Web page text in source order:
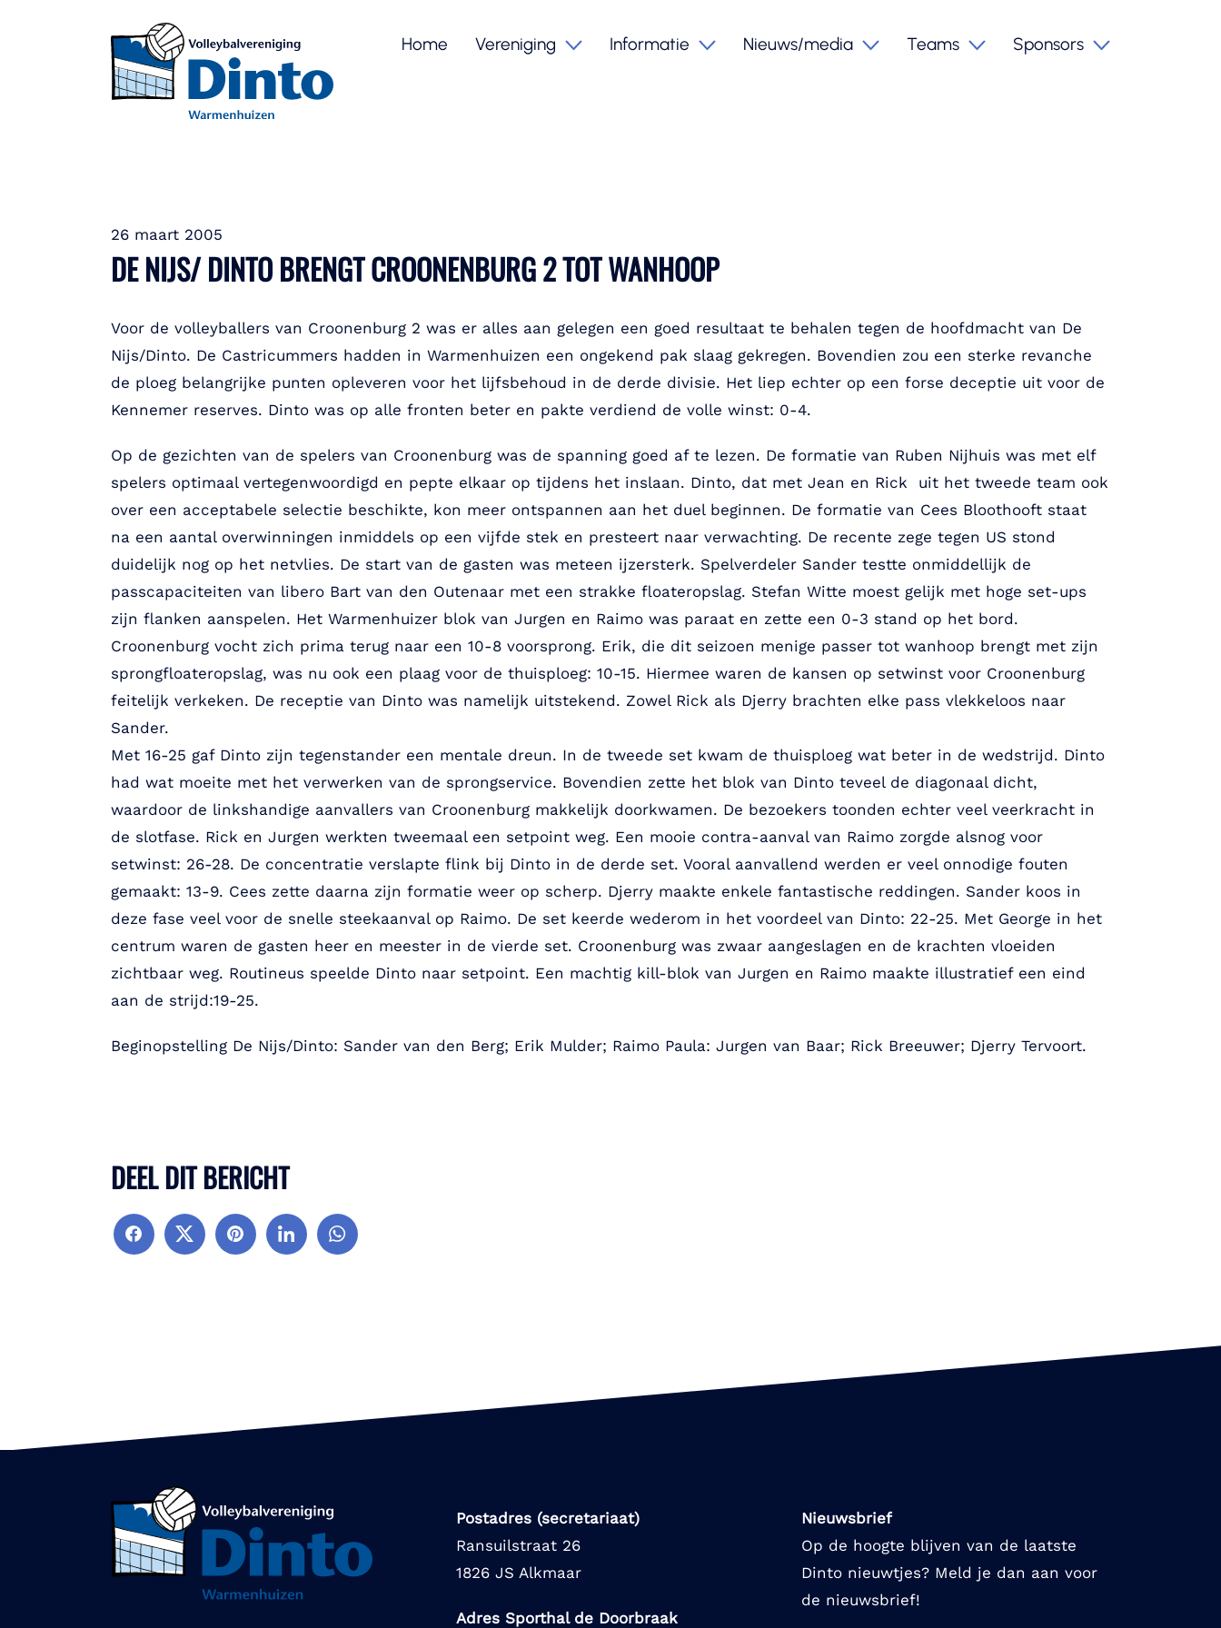
Home Vereniging Informatie Nieuws/media Teams Sponsors
26 maart 2005
DE NIJS/ DINTO BRENGT CROONENBURG 2 TOT WANHOOP
Voor de volleyballers van Croonenburg 2 was er alles aan gelegen een goed resultaat te behalen tegen de hoofdmacht van De
Nijs/Dinto. De Castricummers hadden in Warmenhuizen een ongekend pak slaag gekregen. Bovendien zou een sterke revanche
de ploeg belangrijke punten opleveren voor het lijfsbehoud in de derde divisie. Het liep echter op een forse deceptie uit voor de
Kennemer reserves. Dinto was op alle fronten beter en pakte verdiend de volle winst: 0-4.
Op de gezichten van de spelers van Croonenburg was de spanning goed af te lezen. De formatie van Ruben Nijhuis was met elf
spelers optimaal vertegenwoordigd en pepte elkaar op tijdens het inslaan. Dinto, dat met Jean en Rick uit het tweede team ook
over een acceptabele selectie beschikte, kon meer ontspannen aan het duel beginnen. De formatie van Cees Bloothooft staat
na een aantal overwinningen inmiddels op een vijfde stek en presteert naar verwachting. De recente zege tegen US stond
duidelijk nog op het netvlies. De start van de gasten was meteen ijzersterk. Spelverdeler Sander testte onmiddellijk de
passcapaciteiten van libero Bart van den Outenaar met een strakke floateropslag. Stefan Witte moest gelijk met hoge set-ups
zijn flanken aanspelen. Het Warmenhuizer blok van Jurgen en Raimo was paraat en zette een 0-3 stand op het bord.
Croonenburg vocht zich prima terug naar een 10-8 voorsprong. Erik, die dit seizoen menige passer tot wanhoop brengt met zijn
sprongfloateropslag, was nu ook een plaag voor de thuisploeg: 10-15. Hiermee waren de kansen op setwinst voor Croonenburg
feitelijk verkeken. De receptie van Dinto was namelijk uitstekend. Zowel Rick als Djerry brachten elke pass vlekkeloos naar
Sander.
Met 16-25 gaf Dinto zijn tegenstander een mentale dreun. In de tweede set kwam de thuisploeg wat beter in de wedstrijd. Dinto
had wat moeite met het verwerken van de sprongservice. Bovendien zette het blok van Dinto teveel de diagonaal dicht,
waardoor de linkshandige aanvallers van Croonenburg makkelijk doorkwamen. De bezoekers toonden echter veel veerkracht in
de slotfase. Rick en Jurgen werkten tweemaal een setpoint weg. Een mooie contra-aanval van Raimo zorgde alsnog voor
setwinst: 26-28. De concentratie verslapte flink bij Dinto in de derde set. Vooral aanvallend werden er veel onnodige fouten
gemaakt: 13-9. Cees zette daarna zijn formatie weer op scherp. Djerry maakte enkele fantastische reddingen. Sander koos in
deze fase veel voor de snelle steekaanval op Raimo. De set keerde wederom in het voordeel van Dinto: 22-25. Met George in het
centrum waren de gasten heer en meester in de vierde set. Croonenburg was zwaar aangeslagen en de krachten vloeiden
zichtbaar weg. Routineus speelde Dinto naar setpoint. Een machtig kill-blok van Jurgen en Raimo maakte illustratief een eind
aan de strijd:19-25.
Beginopstelling De Nijs/Dinto: Sander van den Berg; Erik Mulder; Raimo Paula: Jurgen van Baar; Rick Breeuwer; Djerry Tervoort.
DEEL DIT BERICHT
Postadres (secretariaat)
Ransuilstraat 26
1826 JS Alkmaar
Adres Sporthal de Doorbraak
Nieuwsbrief
Op de hoogte blijven van de laatste
Dinto nieuwtjes? Meld je dan aan voor
de nieuwsbrief!